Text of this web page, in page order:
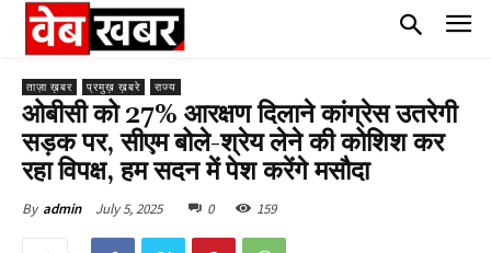
ताज़ा ख़बर प्रमुख़ ख़बरे राज्य
ओबीसी को 27% आरक्षण दिलाने कांग्रेस उतरेगी
सड़क पर, सीएम बोले-श्रेय लेने की कोशिश कर
रहा विपक्ष, हम सदन में पेश करेंगे मसौदा
By admin July 5, 2025 0 159